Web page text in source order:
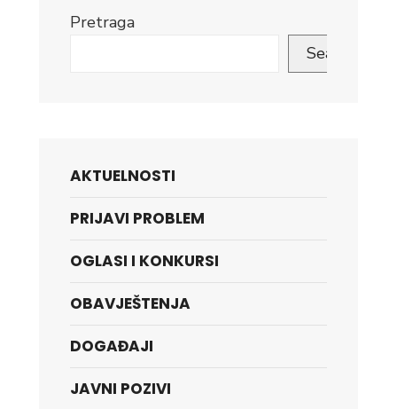
Pretraga
Search
AKTUELNOSTI
PRIJAVI PROBLEM
OGLASI I KONKURSI
OBAVJEŠTENJA
DOGAĐAJI
JAVNI POZIVI